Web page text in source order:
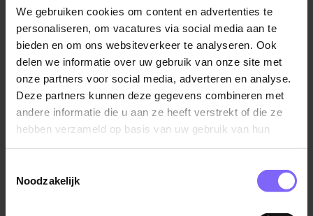
We gebruiken cookies om content en advertenties te
personaliseren, om vacatures via social media aan te
bieden en om ons websiteverkeer te analyseren. Ook
delen we informatie over uw gebruik van onze site met
onze partners voor social media, adverteren en analyse.
Deze partners kunnen deze gegevens combineren met
andere informatie die u aan ze heeft verstrekt of die ze
hebben verzameld op basis van uw gebruik van hun
Noodzakelijk
waarin collega’s elkaar helpen, samen
oplossingen zoeken en aandacht hebben voor
elkaar. Omdat Gerlachus een vernieuwend
concept is, krijg je veel ruimte voor eigen ideeën
en professionele ontwikkeling.
Wat deze locatie bijzonder maakt? Hier vervagen
de grenzen tussen wijkzorg en intramurale zorg.
Samen met je collega’s kijk je niet naar systemen
zorgvraag. Bewoners houden zoveel mogelijk
Vergelijkbare vacatures
Verpleegkundige thuiszorg
Proteion
Panningen
Verpleegkundige